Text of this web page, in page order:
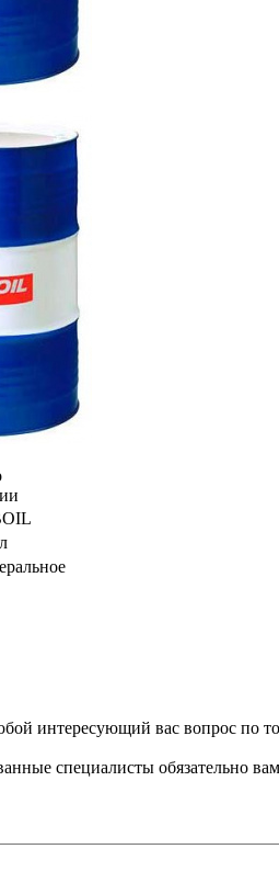
интересующий вас вопрос по
специалисты обязательно